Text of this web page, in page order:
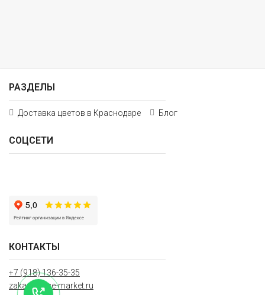
КОНТАКТЫ
+7 (918) 136-35-35
zakaz@rose-market.ru
РАЗДЕЛЫ
Доставка цветов в Краснодаре Блог
СОЦСЕТИ